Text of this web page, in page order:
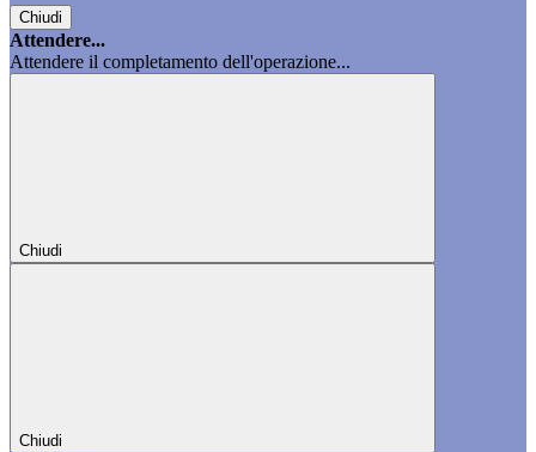
Chiudi
Attendere...
Attendere il completamento dell'operazione...
Chiudi
Chiudi